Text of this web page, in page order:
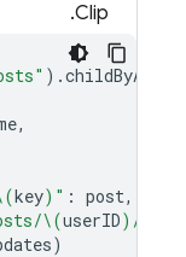
Clip.
).
,
key) " : post,
\(userID) /
)